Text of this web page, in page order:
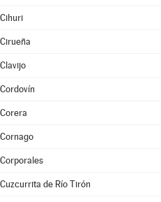
Cihuri
Cirueña
Clavijo
Cordovín
Corera
Cornago
Corporales
Cuzcurrita de Río Tirón